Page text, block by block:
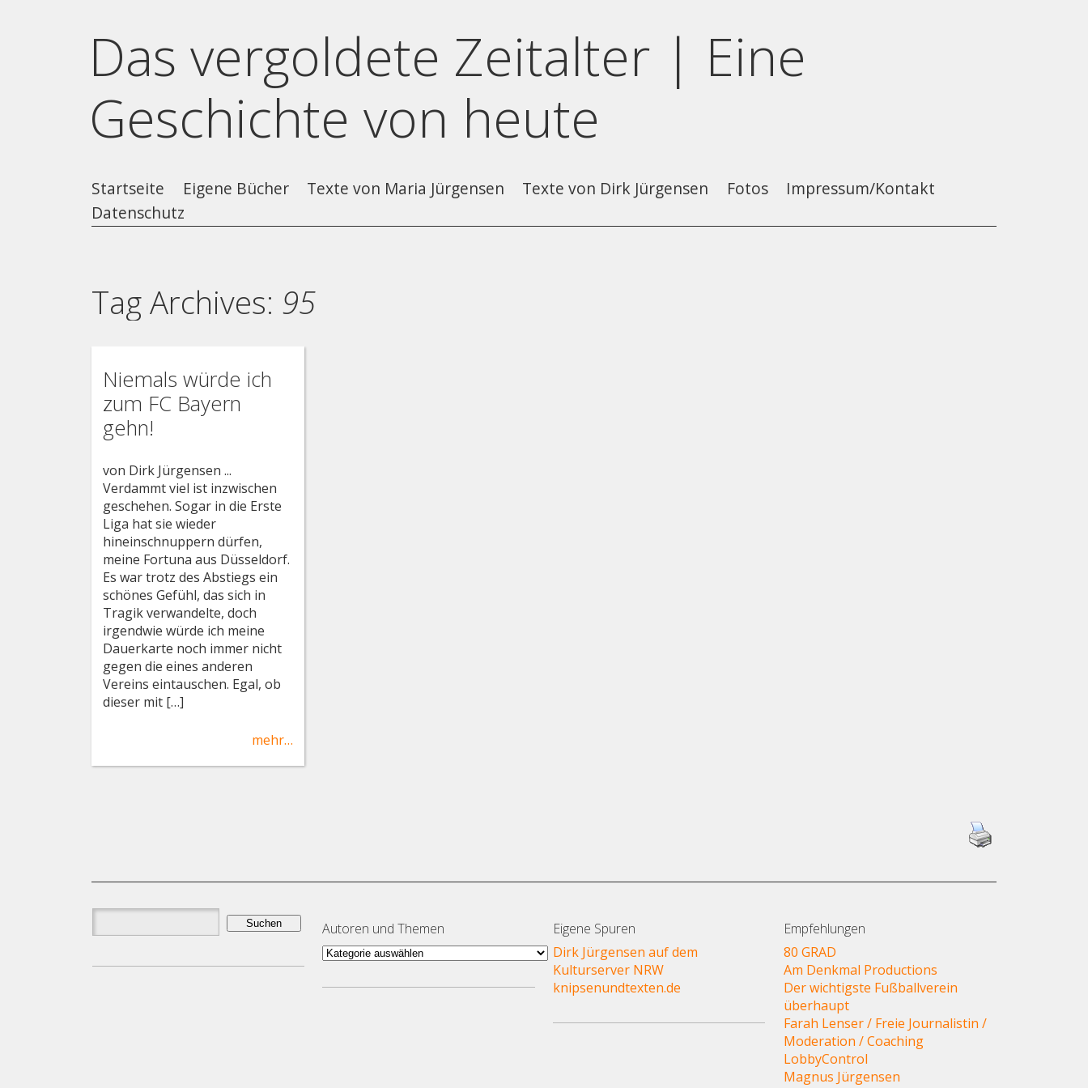
Das vergoldete Zeitalter | Eine
Geschichte von heute
Startseite Eigene Bücher Texte von Maria Jürgensen Texte von Dirk Jürgensen Fotos
Impressum/Kontakt
Datenschutz
Tag Archives: 95
Niemals würde ich
zum FC Bayern
gehn!
von Dirk Jürgensen ...
Verdammt viel ist inzwischen
geschehen. Sogar in die Erste
Liga hat sie wieder
hineinschnuppern dürfen,
meine Fortuna aus Düsseldorf.
Es war trotz des Abstiegs ein
schönes Gefühl, das sich in
Tragik verwandelte, doch
irgendwie würde ich meine
Dauerkarte noch immer nicht
gegen die eines anderen
Vereins eintauschen. Egal, ob
dieser mit […]
mehr…
Suchen
nach:
Autoren und Themen
Autoren
Themen
Eigene Spuren
Dirk Jürgensen auf dem
Kulturserver NRW
knipsenundtexten.de
Empfehlungen
80 GRAD
Am Denkmal Productions
Der wichtigste Fußballverein
überhaupt
Farah Lenser / Freie Journalistin /
Moderation / Coaching
LobbyControl
Magnus Jürgensen